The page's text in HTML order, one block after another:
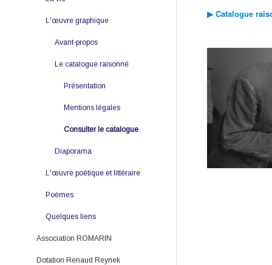
▶ Catalogue
Poèmes
Quelques liens
L'œuvre graphique
Avant-propos
Le catalogue raisonné
Présentation
Mentions légales
Consulter le catalogue
Diaporama
L'œuvre poétique et littéraire
Poèmes
Quelques liens
Association ROMARIN
Romarin
Dotation Renaud Reynek